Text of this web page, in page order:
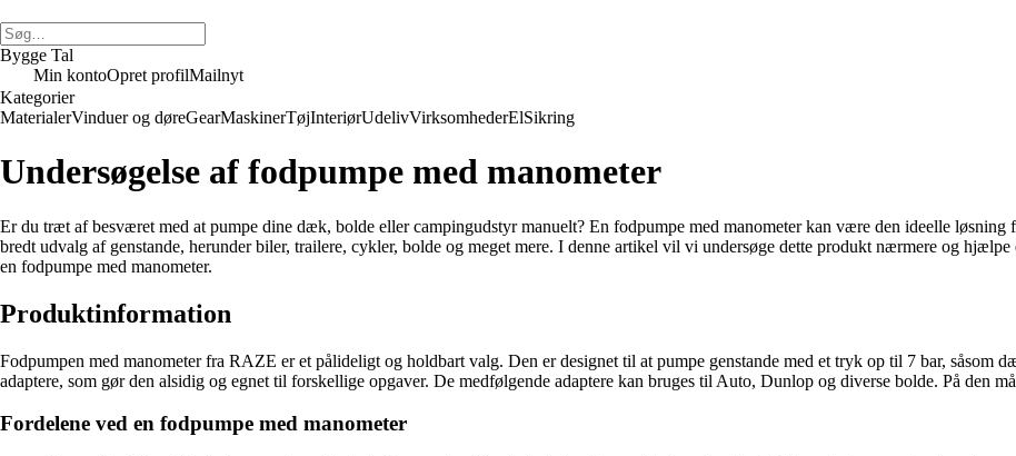
Bygge Tal
Min kontoOpret profilMailnyt
Kategorier
MaterialerVinduer og døreGearMaskinerTøjInteriørUdelivVirksomhederElSikring
Undersøgelse af fodpumpe med manometer
Er du træt af besværet med at pumpe dine dæk, bolde eller campingudstyr manuelt? En fodpumpe med manometer kan være den ideelle
bredt udvalg af genstande, herunder biler, trailere, cykler, bolde og meget mere. I denne artikel vil vi undersøge dette produkt nærmere og
en fodpumpe med manometer.
Produktinformation
Fodpumpen med manometer fra RAZE er et pålideligt og holdbart valg. Den er designet til at pumpe genstande med et tryk op til 7 bar, såsom
adaptere, som gør den alsidig og egnet til forskellige opgaver. De medfølgende adaptere kan bruges til Auto, Dunlop og diverse bolde. På den
Fordelene ved en fodpumpe med manometer